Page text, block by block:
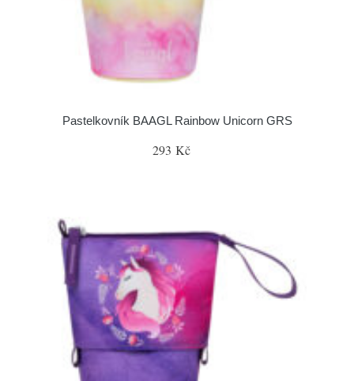
Pastelkovník BAAGL Rainbow Unicorn GRS
293 Kč